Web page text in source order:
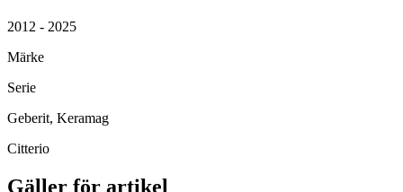
2012 - 2025
Märke
Serie
Geberit, Keramag
Citterio
Gäller för artikel